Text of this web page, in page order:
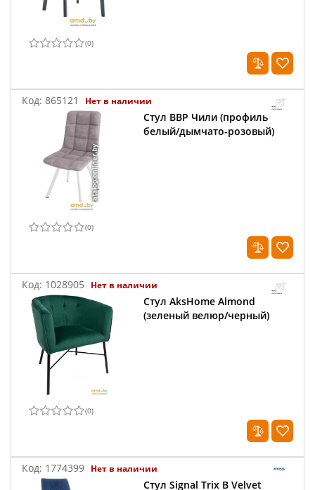
(0)
Код: 865121 Нет в наличии
Стул ВВР Чили (профиль
белый/дымчато-розовый)
(0)
Код: 1028905 Нет в наличии
Стул AksHome Almond
(зеленый велюр/черный)
(0)
Код: 1774399 Нет в наличии
Стул Signal Trix B Velvet